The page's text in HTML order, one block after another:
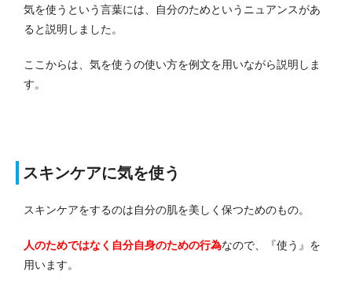
気を使うという言葉には、自分のためというニュアンスがあ
ると説明しました。
ここからは、気を使うの使い方を例文を用いながら説明しま
す。
スキンケアに気を使う
スキンケアをするのは自分の肌を美しく保つためのもの。
人のためではなく自分自身のための行為なので、『使う』を
用います。